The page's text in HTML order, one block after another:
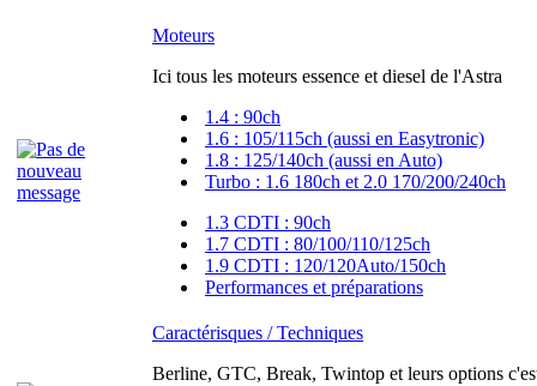
Moteurs
Ici tous les moteurs essence et diesel de l'Astra
1.4 : 90ch
1.6 : 105/115ch (aussi en Easytronic)
1.8 : 125/140ch (aussi en Auto)
Turbo : 1.6 180ch et 2.0 170/200/240ch
1.3 CDTI : 90ch
1.7 CDTI : 80/100/110/125ch
1.9 CDTI : 120/120Auto/150ch
Performances et préparations
Caractérisques / Techniques
Berline, GTC, Break, Twintop et leurs options